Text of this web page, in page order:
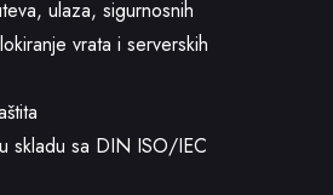
ulaza, sigurnosnih
vrata i serverskih
skladu sa DIN ISO/IEC